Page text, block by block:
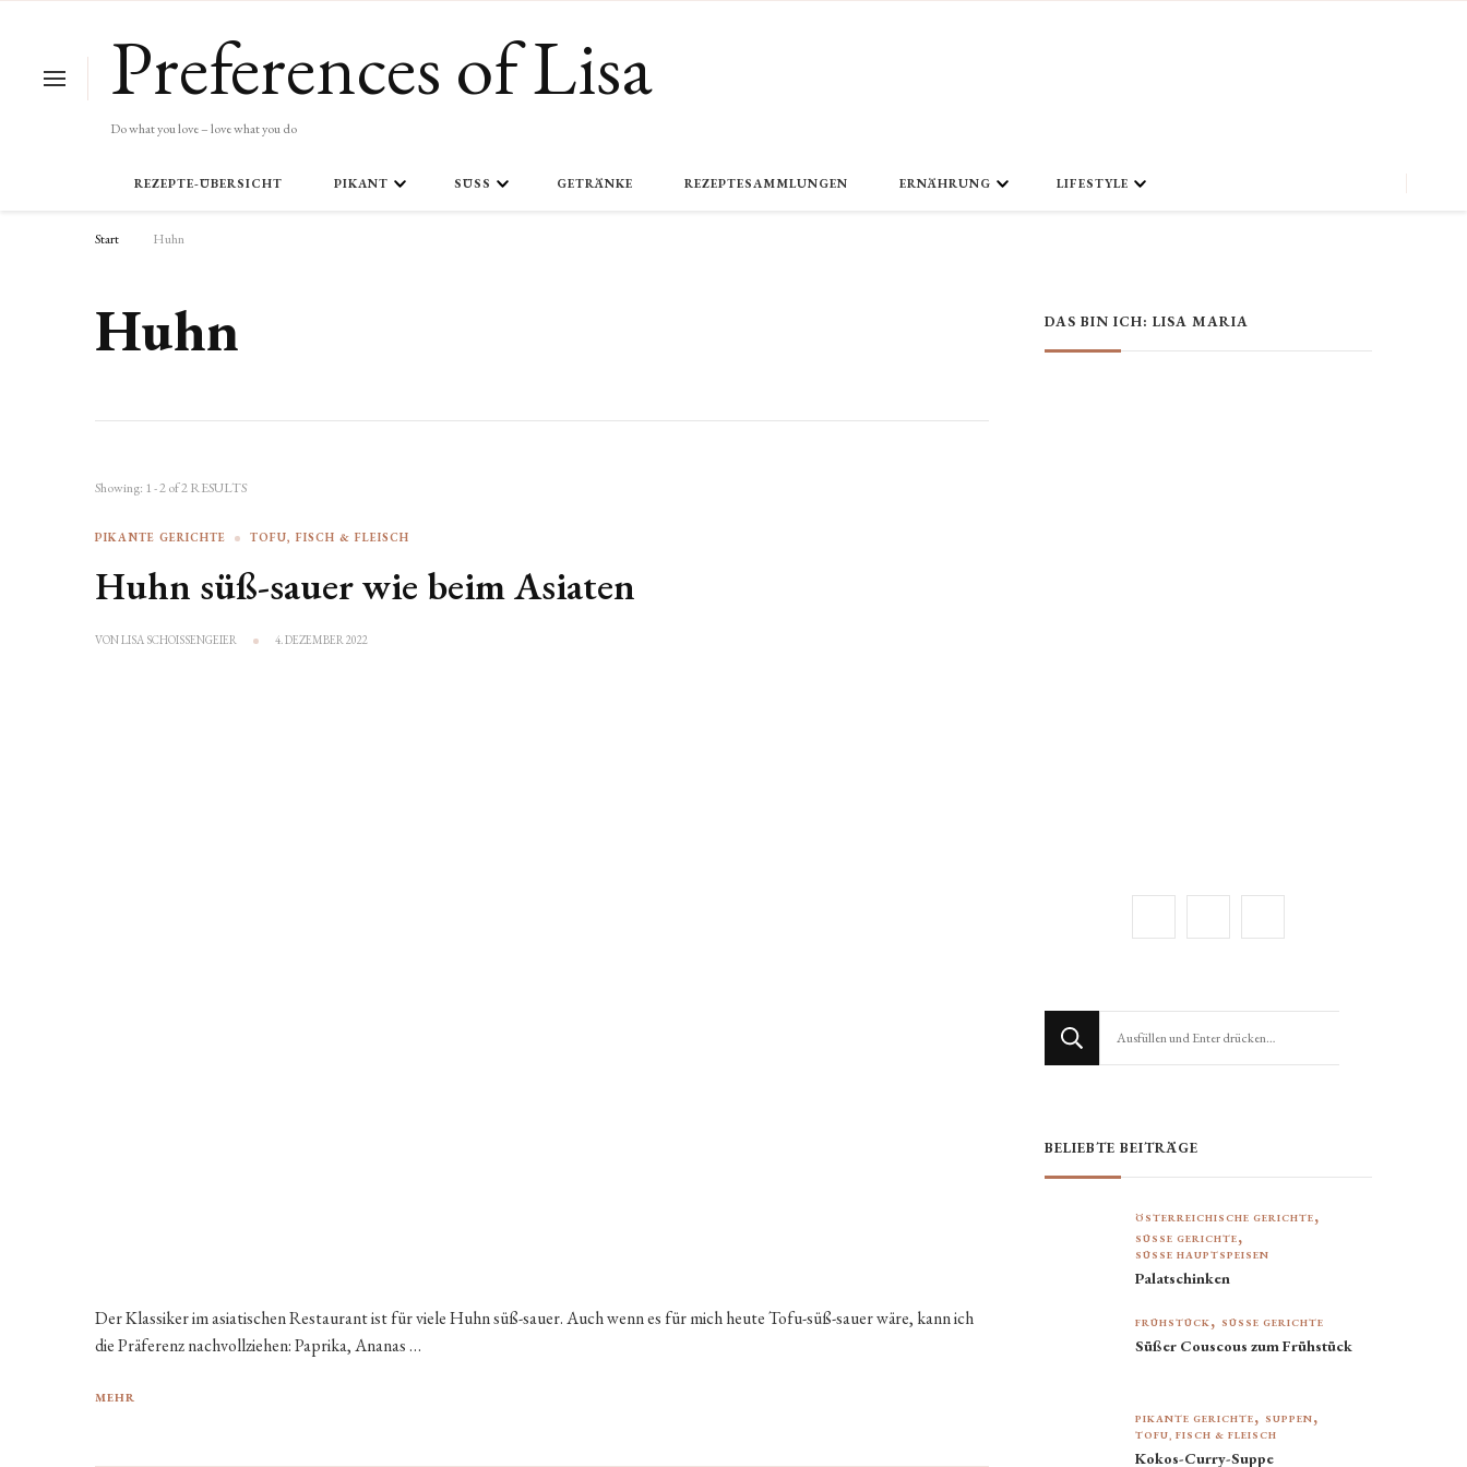
Preferences of Lisa
Do what you love – love what you do
REZEPTE-ÜBERSICHT PIKANT SÜSS GETRÄNKE REZEPTESAMMLUNGEN ERNÄHRUNG LIFESTYLE
Start Huhn
Huhn
Showing: 1 - 2 of 2 RESULTS
PIKANTE GERICHTE TOFU, FISCH & FLEISCH
Huhn süß-sauer wie beim Asiaten
VONLISA SCHOISSENGEIER 4. DEZEMBER 2022
Der Klassiker im asiatischen Restaurant ist für viele Huhn süß-sauer. Auch wenn es für mich heute Tofu-süß-sauer wäre, kann ich
die Präferenz nachvollziehen: Paprika, Ananas …
MEHR
DAS BIN ICH: LISA MARIA
BELIEBTE BEITRÄGE
ÖSTERREICHISCHE GERICHTE
SÜSSE GERICHTE
SÜSSE HAUPTSPEISEN
Palatschinken
FRÜHSTÜCK SÜSSE GERICHTE
Süßer Couscous zum Frühstück
PIKANTE GERICHTE
SUPPEN
TOFU, FISCH & FLEISCH
Kokos-Curry-Suppe